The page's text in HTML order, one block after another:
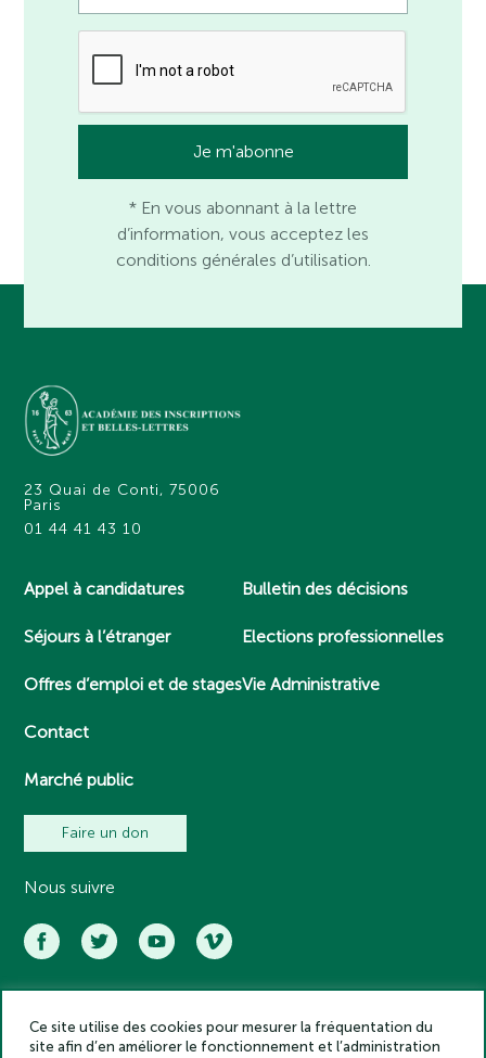
* En vous abonnant à la lettre
d’information, vous acceptez les
conditions générales d’utilisation.
23 Quai de Conti, 75006
Paris
01 44 41 43 10
Appel à candidatures
Séjours à l’étranger
Offres d’emploi et de stages
Contact
Marché public
Bulletin des décisions
Elections professionnelles
Vie Administrative
Faire un don
Nous suivre
Académie des inscriptions et belles lettres – Tous droits réservés
2025
Ce site utilise des cookies pour mesurer la fréquentation du
site afin d’en améliorer le fonctionnement et l’administration